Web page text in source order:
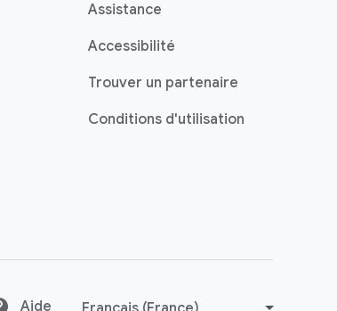
Assistance
Accessibilité
Trouver un partenaire
Conditions d'utilisation
Aide